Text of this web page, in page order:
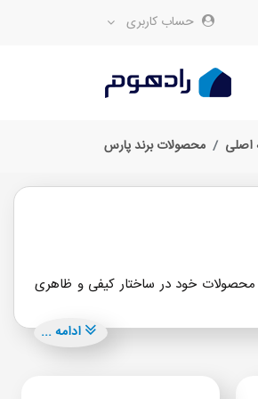
حساب کاربری
محصولات برند پارس
نیازهای تازه مشتریان برای بهبود مستمر محصولات خود در ساختار کیفی و ظاهری
ادامه ...